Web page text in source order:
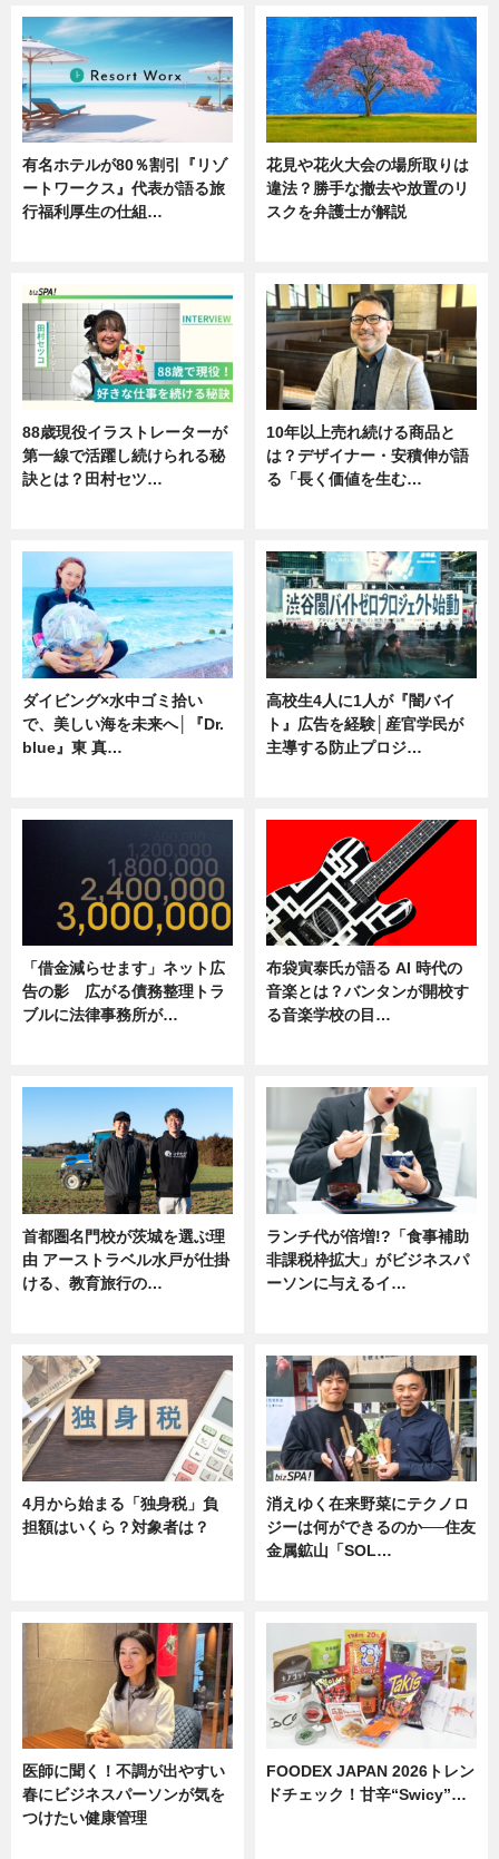
有名ホテルが80％割引『リゾ
ートワークス』代表が語る旅
行福利厚生の仕組…
花見や花火大会の場所取りは
違法？勝手な撤去や放置のリ
スクを弁護士が解説
88歳現役イラストレーターが
第一線で活躍し続けられる秘
訣とは？田村セツ…
10年以上売れ続ける商品と
は？デザイナー・安積伸が語
る「長く価値を生む…
ダイビング×水中ゴミ拾い
で、美しい海を未来へ│『Dr.
blue』東 真…
高校生4人に1人が『闇バイ
ト』広告を経験│産官学民が
主導する防止プロジ…
「借金減らせます」ネット広
告の影 広がる債務整理トラ
ブルに法律事務所が…
布袋寅泰氏が語る AI 時代の
音楽とは？バンタンが開校す
る音楽学校の目…
首都圏名門校が茨城を選ぶ理
由 アーストラベル水戸が仕掛
ける、教育旅行の…
ランチ代が倍増!?「食事補助
非課税枠拡大」がビジネスパ
ーソンに与えるイ…
4月から始まる「独身税」負
担額はいくら？対象者は？
消えゆく在来野菜にテクノロ
ジーは何ができるのか──住友
金属鉱山「SOL…
医師に聞く！不調が出やすい
春にビジネスパーソンが気を
つけたい健康管理
FOODEX JAPAN 2026トレン
ドチェック！甘辛“Swicy”…